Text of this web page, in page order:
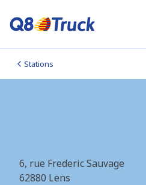
Stations
6, rue Frederic Sauvage
62880 Lens